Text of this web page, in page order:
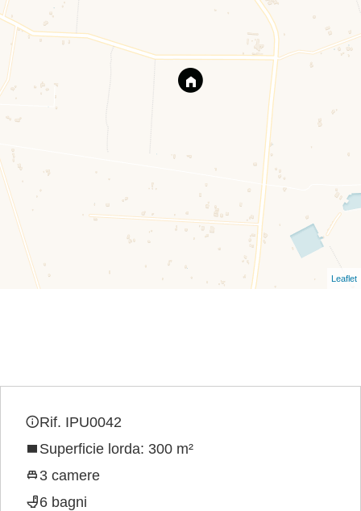
Leaflet
Rif. IPU0042
Superficie lorda: 300 m²
3 camere
6 bagni